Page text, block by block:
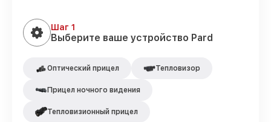
Шаг 1
Выберите ваше устройство Pard
Оптический прицел Тепловизор
Прицел ночного видения
Тепловизионный прицел